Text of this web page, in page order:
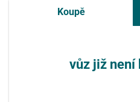
Koupě
vůz již není